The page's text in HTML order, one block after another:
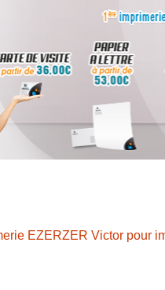
EZERZER Victor pour